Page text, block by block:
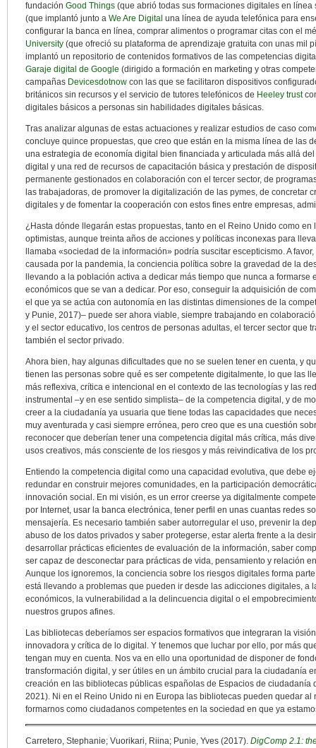
fundación Good Things (que abrió todas sus formaciones digitales en
(que implantó junto a We Are Digital una línea de ayuda telefónica para
configurar la banca en línea, comprar alimentos o programar citas con el
University (que ofreció su plataforma de aprendizaje gratuita con unas mil
implantó un repositorio de contenidos formativos de las competencias
Garaje digital de Google (dirigido a formación en marketing y otras
campañas Devicesdotnow con las que se facilitaron dispositivos
británicos sin recursos y el servicio de tutores telefónicos de Heeley trust
digitales básicos a personas sin habilidades digitales básicas.
Tras analizar algunas de estas actuaciones y realizar estudios de caso
concluye quince propuestas, que creo que están en la misma línea de las
una estrategia de economía digital bien financiada y articulada más allá
digital y una red de recursos de capacitación básica y prestación de
permanente gestionados en colaboración con el tercer sector, de
las trabajadoras, de promover la digitalización de las pymes, de concretar
digitales y de fomentar la cooperación con estos fines entre empresas,
¿Hasta dónde llegarán estas propuestas, tanto en el Reino Unido como
optimistas, aunque treinta años de acciones y políticas inconexas para
llamaba «sociedad de la información» podría suscitar escepticismo. A
causada por la pandemia, la conciencia política sobre la gravedad de la
llevando a la población activa a dedicar más tiempo que nunca a
económicos que se van a dedicar. Por eso, conseguir la adquisición de
el que ya se actúa con autonomía en las distintas dimensiones de la
y Punie, 2017)– puede ser ahora viable, siempre trabajando en
y el sector educativo, los centros de personas adultas, el tercer sector que
también el sector privado.
Ahora bien, hay algunas dificultades que no se suelen tener en cuenta, y
tienen las personas sobre qué es ser competente digitalmente, lo que las
más reflexiva, crítica e intencional en el contexto de las tecnologías y las
instrumental –y en ese sentido simplista– de la competencia digital, y de
creer a la ciudadanía ya usuaria que tiene todas las capacidades que
muy aventurada y casi siempre errónea, pero creo que es una cuestión
reconocer que deberían tener una competencia digital más crítica, más
usos creativos, más consciente de los riesgos y más reivindicativa de los
Entiendo la competencia digital como una capacidad evolutiva, que debe
redundar en construir mejores comunidades, en la participación
innovación social. En mi visión, es un error creerse ya digitalmente
por Internet, usar la banca electrónica, tener perfil en unas cuantas redes
mensajería. Es necesario también saber autorregular el uso, prevenir la
abuso de los datos privados y saber protegerse, estar alerta frente a la
desarrollar prácticas eficientes de evaluación de la información, saber
ser capaz de desconectar para prácticas de vida, pensamiento y relación
Aunque los ignoremos, la conciencia sobre los riesgos digitales forma
está llevando a problemas que pueden ir desde las adicciones digitales, a
económicos, la vulnerabilidad a la delincuencia digital o el
nuestros grupos afines.
Las bibliotecas deberíamos ser espacios formativos que integraran la
innovadora y crítica de lo digital. Y tenemos que luchar por ello, por más
tengan muy en cuenta. Nos va en ello una oportunidad de disponer de
transformación digital, y ser útiles en un ámbito crucial para la ciudadanía
creación en las bibliotecas públicas españolas de Espacios de ciudadanía
2021). Ni en el Reino Unido ni en Europa las bibliotecas pueden quedar al
formarnos como ciudadanos competentes en la sociedad en que ya
Carretero, Stephanie; Vuorikari, Riina; Punie, Yves (2017). DigComp 2.1: